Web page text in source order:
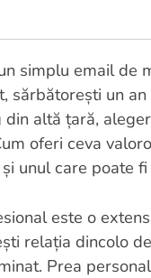
simplu email de
sărbătorești un
altă țară,
oferi ceva
unul care poate
este o
relația dincolo
Prea